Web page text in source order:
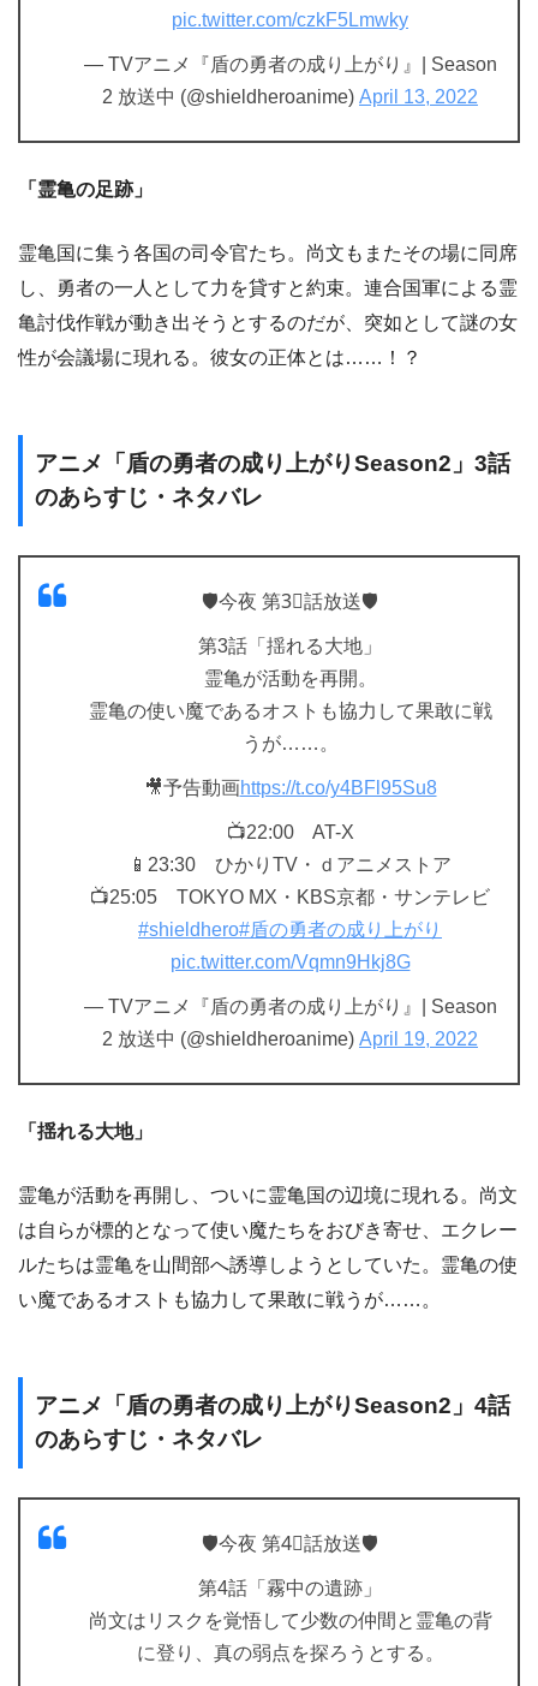
pic.twitter.com/czkF5Lmwky
— TVアニメ『盾の勇者の成り上がり』| Season
2 放送中 (@shieldheroanime) April 13, 2022
「霊亀の足跡」
霊亀国に集う各国の司令官たち。尚文もまたその場に同席
し、勇者の一人として力を貸すと約束。連合国軍による霊
亀討伐作戦が動き出そうとするのだが、突如として謎の女
性が会議場に現れる。彼女の正体とは……！？
アニメ「盾の勇者の成り上がりSeason2」3話
のあらすじ・ネタバレ
🛡️今夜 第3⃣話放送🛡️
第3話「揺れる大地」
霊亀が活動を再開。
霊亀の使い魔であるオストも協力して果敢に戦
うが……。
🎥予告動画https://t.co/y4BFl95Su8
📺22:00 AT-X
📱23:30 ひかりTV・ｄアニメストア
📺25:05 TOKYO MX・KBS京都・サンテレビ
#shieldhero#盾の勇者の成り上がり
pic.twitter.com/Vqmn9Hkj8G
— TVアニメ『盾の勇者の成り上がり』| Season
2 放送中 (@shieldheroanime) April 19, 2022
「揺れる大地」
霊亀が活動を再開し、ついに霊亀国の辺境に現れる。尚文
は自らが標的となって使い魔たちをおびき寄せ、エクレー
ルたちは霊亀を山間部へ誘導しようとしていた。霊亀の使
い魔であるオストも協力して果敢に戦うが……。
アニメ「盾の勇者の成り上がりSeason2」4話
のあらすじ・ネタバレ
🛡️今夜 第4⃣話放送🛡️
第4話「霧中の遺跡」
尚文はリスクを覚悟して少数の仲間と霊亀の背
に登り、真の弱点を探ろうとする。